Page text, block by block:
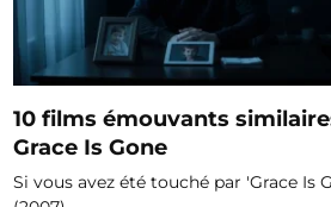
10 films émouvants
Grace Is Gone
Si vous avez été touché par 'Grace Is